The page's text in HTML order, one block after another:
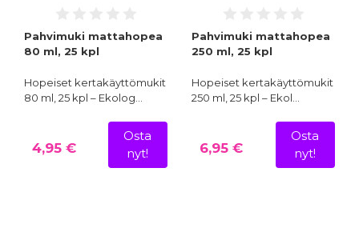
Pahvimuki mattahopea
80 ml, 25 kpl
Hopeiset kertakäyttömukit
80 ml, 25 kpl – Ekolog…
4,95 €
Osta
nyt!
Pahvimuki mattahopea
250 ml, 25 kpl
Hopeiset kertakäyttömukit
250 ml, 25 kpl – Ekol…
6,95 €
Osta
nyt!